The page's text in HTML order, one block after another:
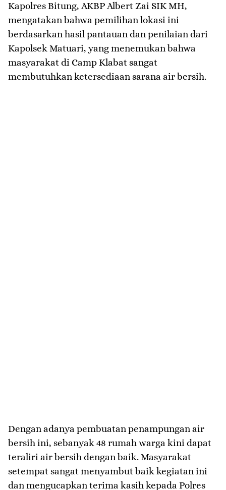
Kapolres Bitung, AKBP Albert Zai SIK MH,
mengatakan bahwa pemilihan lokasi ini
berdasarkan hasil pantauan dan penilaian dari
Kapolsek Matuari, yang menemukan bahwa
masyarakat di Camp Klabat sangat
membutuhkan ketersediaan sarana air bersih.
Dengan adanya pembuatan penampungan air
bersih ini, sebanyak 48 rumah warga kini dapat
teraliri air bersih dengan baik. Masyarakat
setempat sangat menyambut baik kegiatan ini
dan mengucapkan terima kasih kepada Polres